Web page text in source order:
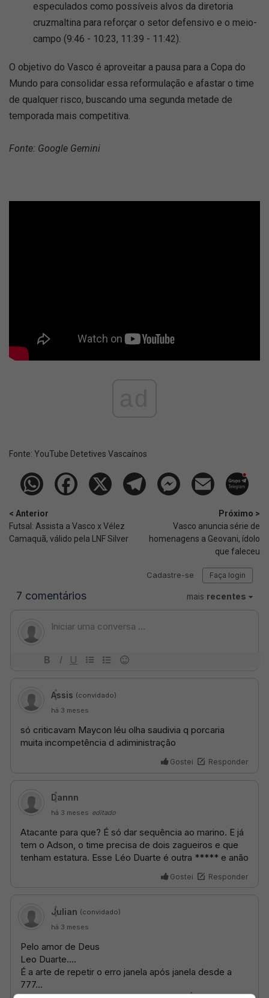
especulados como possíveis alvos da diretoria
cruzmaltina para reforçar o setor defensivo e o meio-
campo (9:46 - 10:23, 11:39 - 11:42).
O objetivo do Vasco é aproveitar a pausa para a Copa do
Mundo para consolidar essa reformulação e afastar o time
de qualquer risco, buscando uma segunda metade de
temporada mais competitiva.
Fonte: Google Gemini
Fonte: YouTube Detetives Vascaínos
< Anterior
Futsal: Assista a Vasco x Vélez
Camaquã, válido pela LNF Silver
Próximo >
Vasco anuncia série de
homenagens a Geovani, ídolo
que faleceu